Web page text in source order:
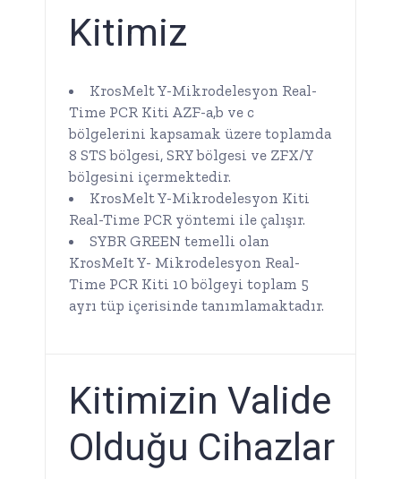
Kitimiz
KrosMelt Y-Mikrodelesyon Real-
Time PCR Kiti AZF-a,b ve c
bölgelerini kapsamak üzere toplamda
8 STS bölgesi, SRY bölgesi ve ZFX/Y
bölgesini içermektedir.
KrosMelt Y-Mikrodelesyon Kiti
Real-Time PCR yöntemi ile çalışır.
SYBR GREEN temelli olan
KrosMeIt Y- Mikrodelesyon Real-
Time PCR Kiti 10 bölgeyi toplam 5
ayrı tüp içerisinde tanımlamaktadır.
Kitimizin Valide
Olduğu Cihazlar